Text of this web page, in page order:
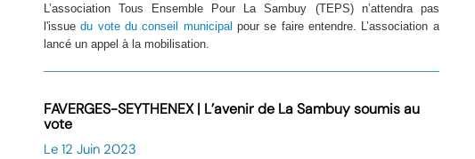
L’association Tous Ensemble Pour La Sambuy (TEPS) n’attendra pas
l'issuedu vote du conseil municipal pour se faire entendre. L’association a
lancé un appel à la mobilisation.
FAVERGES-SEYTHENEX | L’avenir de La Sambuy soumis au
vote
Le 12 Juin 2023